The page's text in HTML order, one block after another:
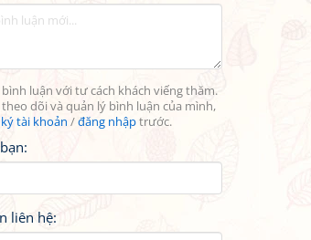
bình luận với tư cách khách viếng thăm.
dõi và quản lý bình luận của mình,
tài khoản /đăng nhậptrước.
liên hệ: